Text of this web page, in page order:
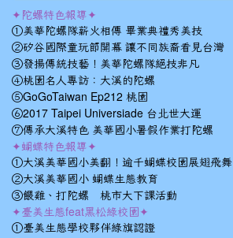
✦陀螺特色報導✦
①美華陀螺隊薪火相傳 畢業典禮秀美技
②矽谷國際童玩節開幕 讓不同族裔看見台灣
③發揚傳統技藝！美華陀螺隊絕技非凡
④桃園名人專訪：大溪的陀螺
⑤GoGoTaiwan Ep212 桃園
⑥2017 Taipei Universiade 台北世大運
⑦傳承大溪特色 美華國小暑假作業打陀螺
✦蝴蝶特色報導✦
①大溪美華國小美翻！逾千蝴蝶校園展翅飛舞
②大溪美華國小 蝴蝶生態教育
③餵雞、打陀螺 桃市大下課活動
✦臺美生態feat黑松綠校園✦
①臺美生態學校夥伴綠旗認證